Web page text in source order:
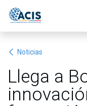
Noticias
Llega a